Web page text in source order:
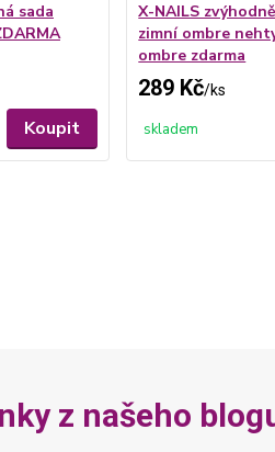
sada
Koupit
X-NAILS
zimní ombre
ombre zdarma
289 Kč/ks
skladem
z našeho